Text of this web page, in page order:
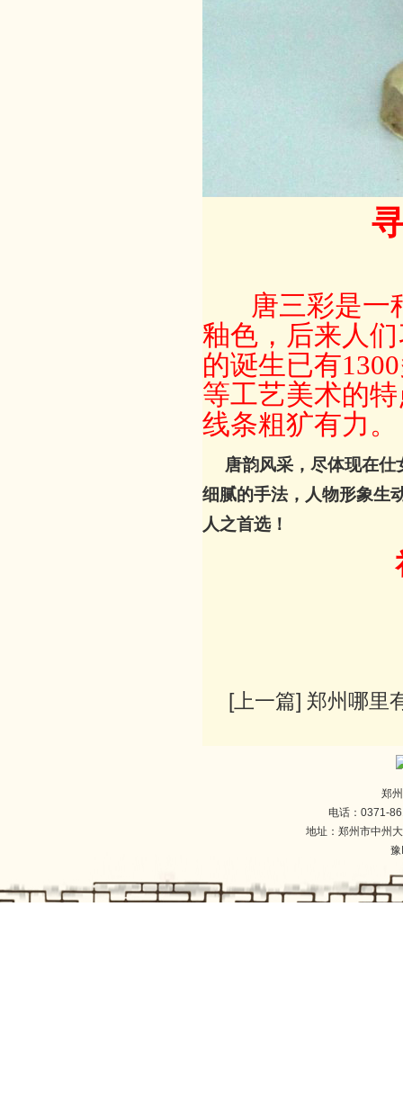
唐三彩是一
釉色，后来人
的诞生已有
等工艺美术的
线条粗犷有力。
唐韵风采，尽体现在
细腻的手法，人物形象生
人之首选！
[上一篇] 郑州哪里
郑
电话：0371-
地址：郑州市中州